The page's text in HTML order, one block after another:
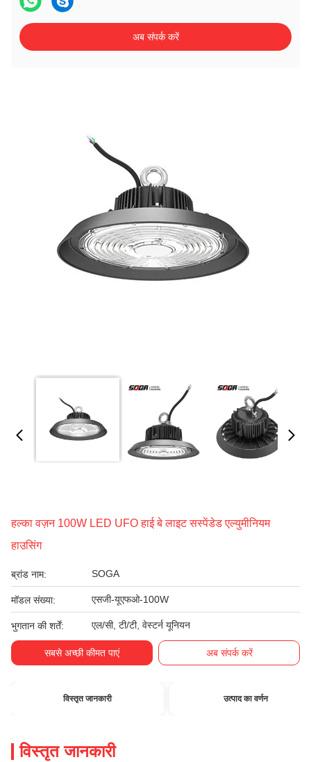
अब संपर्क करें
हल्का वज़न 100W LED UFO हाई बे लाइट सस्पेंडेड एल्युमीनियम
हाउसिंग
ब्रांड नाम: SOGA
मॉडल संख्या: एसजी-यूएफओ-100W
भुगतान की शर्तें: एल/सी, टी/टी, वेस्टर्न यूनियन
सबसे अच्छी कीमत पाएं अब संपर्क करें
विस्तृत जानकारी उत्पाद का वर्णन
विस्तृत जानकारी